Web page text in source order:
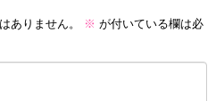
ありません。 ※ が付いている欄は必